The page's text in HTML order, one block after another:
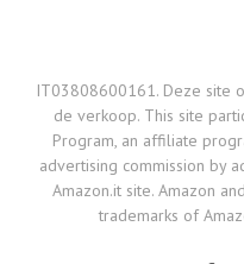
IT03808600161. Deze site
de verkoop. This site
Program, an affiliate
advertising commission by
Amazon.it site. Amazon
trademarks of